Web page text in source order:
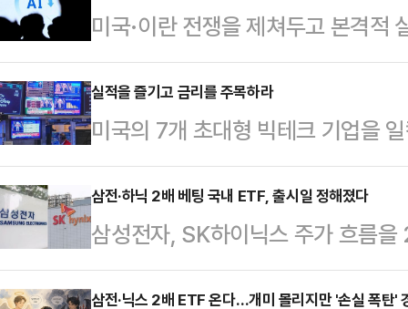
미국·이란 전쟁을 제쳐두고 본격적
능(AI) 모멘텀에 힘입어 상승 곡선
테마가 전반적 강세를 보였다면, 앞
가 집중될 수 있다는 관측이다.30
는 전장 대비 49.88포인트
AI 관련 우려로 미국증시가 약세를
국인이 매도세를 키웠으나, 개인 및
마…
실적을 즐기고 금리를 주목하라
미국의 7개 초대형 빅테크 기업을
번주 실적 발표에 나서는 가운데 시
열을 이어가고 있다.국내증시에선
대감을 충족하며 순환매 장세를 견
에 따른 추세적 상승 전망에 무게가
삼전·하닉 2배 베팅 국내 ETF, 출시일 정해졌다
삼성전자, SK하이닉스 주가 흐름
수펀드(ETF) 상품이 이르면 내달
삼전·닉스 2배 ETF 온다…개미 몰리지만 '손실 폭탄'